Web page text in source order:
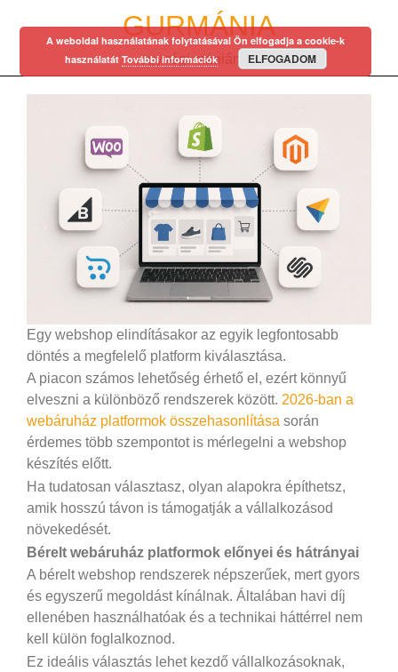
GURMÁNIA
egy régi mániám…
Egy webshop elindításakor az egyik legfontosabb
döntés a megfelelő platform kiválasztása.
A piacon számos lehetőség érhető el, ezért könnyű
elveszni a különböző rendszerek között. 2026-ban a
webáruház platformok összehasonlítása során
érdemes több szempontot is mérlegelni a webshop
készítés előtt.
Ha tudatosan választasz, olyan alapokra építhetsz,
amik hosszú távon is támogatják a vállalkozásod
növekedését.
Bérelt webáruház platformok előnyei és hátrányai
A bérelt webshop rendszerek népszerűek, mert gyors
és egyszerű megoldást kínálnak. Általában havi díj
ellenében használhatóak és a technikai háttérrel nem
kell külön foglalkoznod.
Ez ideális választás lehet kezdő vállalkozásoknak,
A weboldal használatának folytatásával Ön elfogadja a cookie-k
használatát További információk ELFOGADOM